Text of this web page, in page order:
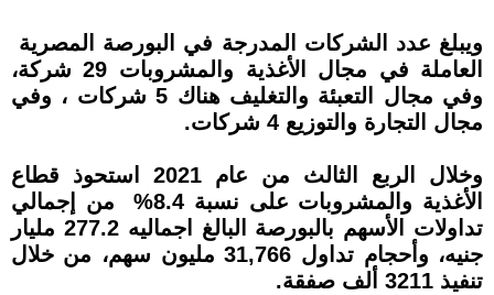
ويبلغ عدد الشركات المدرجة في البورصة المصرية
العاملة في مجال الأغذية والمشروبات 29 شركة،
وفي مجال التعبئة والتغليف هناك 5 شركات ، وفي
مجال التجارة والتوزيع 4 شركات.
وخلال الربع الثالث من عام 2021 استحوذ قطاع
الأغذية والمشروبات على نسبة 8.4% من إجمالي
تداولات الأسهم بالبورصة البالغ اجماليه 277.2 مليار
جنيه، وأحجام تداول 31,766 مليون سهم، من خلال
تنفيذ 3211 ألف صفقة.